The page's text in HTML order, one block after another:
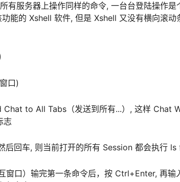
有服务器上操作同样的命令, 一台台登陆操作是
能的 Xshell 软件, 但是 Xshell 又没有横向滚动
口)
to All Tabs（发送到所有...）, 这样 Chat
志
回车, 则当前打开的所有 Session 都会执行 ls
口）输完第一条命令后，按 Ctrl+Enter, 再输